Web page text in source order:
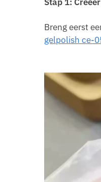
Breng eerst
gelpolish ce-